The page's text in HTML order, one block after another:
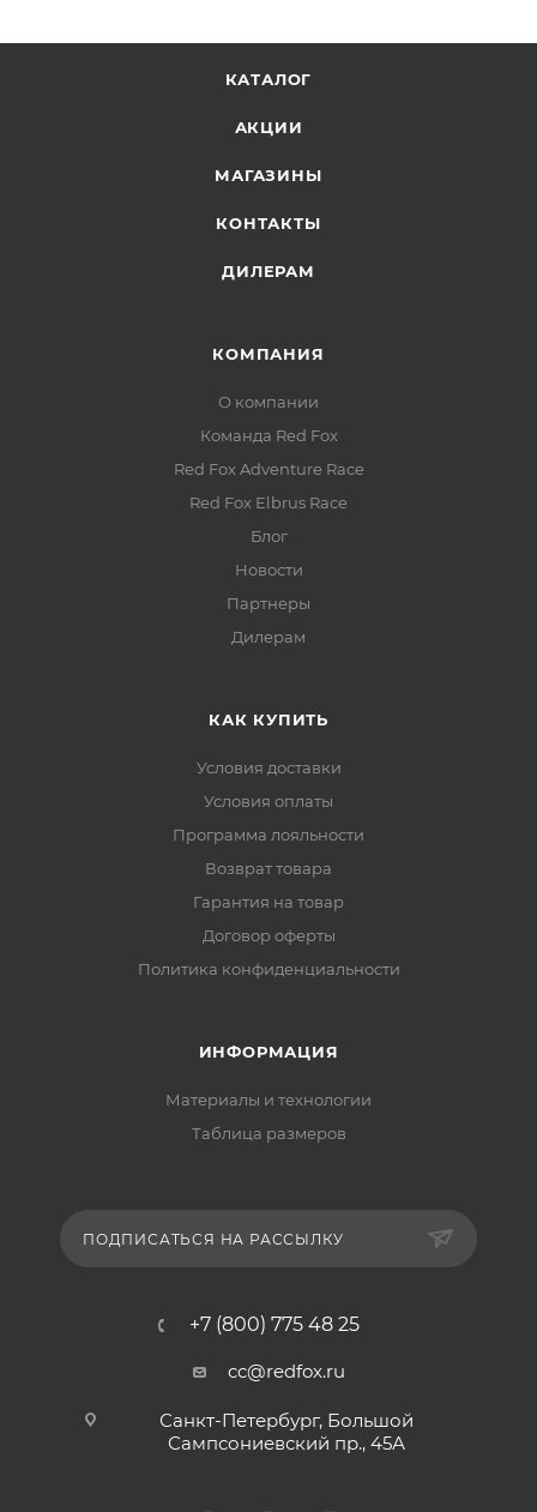
КАТАЛОГ
АКЦИИ
МАГАЗИНЫ
КОНТАКТЫ
ДИЛЕРАМ
КОМПАНИЯ
О компании
Команда Red Fox
Red Fox Adventure Race
Red Fox Elbrus Race
Блог
Новости
Партнеры
Дилерам
КАК КУПИТЬ
Условия доставки
Условия оплаты
Программа лояльности
Возврат товара
Гарантия на товар
Договор оферты
Политика конфиденциальности
ИНФОРМАЦИЯ
Материалы и технологии
Таблица размеров
ПОДПИСАТЬСЯ НА РАССЫЛКУ
+7 (800) 775 48 25
cc@redfox.ru
Санкт-Петербург, Большой
Сампсониевский пр., 45А